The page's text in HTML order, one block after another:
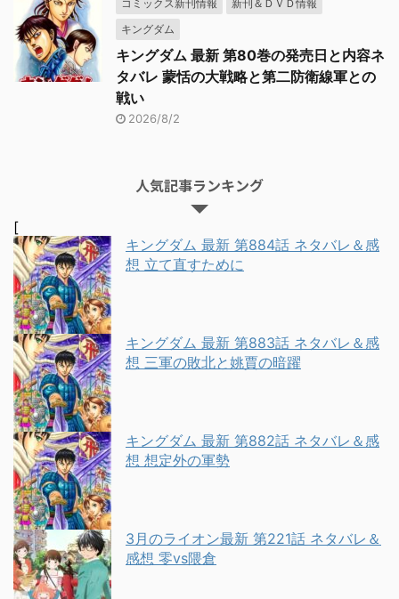
コミックス新刊情報
新刊＆ＤＶＤ情報
キングダム
キングダム 最新 第80巻の発売日と内容ネ
タバレ 蒙恬の大戦略と第二防衛線軍との
戦い
2026/8/2
人気記事ランキング
[
キングダム 最新 第884話 ネタバレ＆感
想 立て直すために
キングダム 最新 第883話 ネタバレ＆感
想 三軍の敗北と姚賈の暗躍
キングダム 最新 第882話 ネタバレ＆感
想 想定外の軍勢
3月のライオン最新 第221話 ネタバレ＆
感想 零vs隈倉